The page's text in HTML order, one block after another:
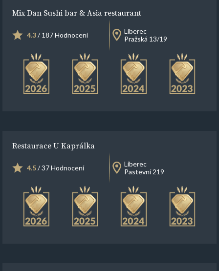
Mix Dan Sushi bar & Asia restaurant
4.3/ 187 Hodnocení
Liberec
Pražská 13/19
Restaurace U Kaprálka
4.5/ 37 Hodnocení
Liberec
Pastevní 219